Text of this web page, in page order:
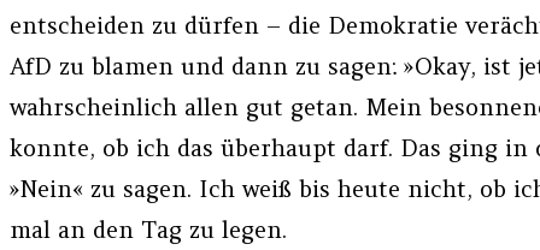
entscheiden zu dürfen – die Demokratie
AfD zu blamen und dann zu sagen: »Okay, ist
wahrscheinlich allen gut getan. Mein
konnte, ob ich das überhaupt darf. Das ging in
»Nein« zu sagen. Ich weiß bis heute nicht, ob
mal an den Tag zu legen.